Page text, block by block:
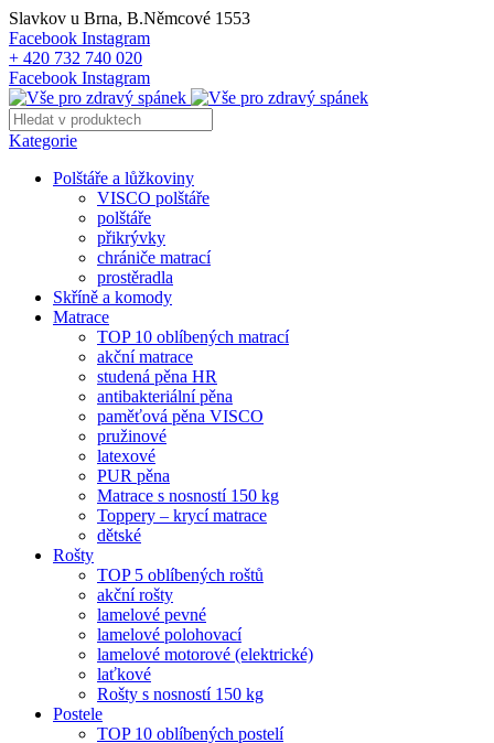
Slavkov u Brna, B.Němcové 1553
Facebook Instagram
+ 420 732 740 020
Facebook Instagram
Kategorie
Polštáře a lůžkoviny
VISCO polštáře
polštáře
přikrývky
chrániče matrací
prostěradla
Skříně a komody
Matrace
TOP 10 oblíbených matrací
akční matrace
studená pěna HR
antibakteriální pěna
paměťová pěna VISCO
pružinové
latexové
PUR pěna
Matrace s nosností 150 kg
Toppery – krycí matrace
dětské
Rošty
TOP 5 oblíbených roštů
akční rošty
lamelové pevné
lamelové polohovací
lamelové motorové (elektrické)
laťkové
Rošty s nosností 150 kg
Postele
TOP 10 oblíbených postelí